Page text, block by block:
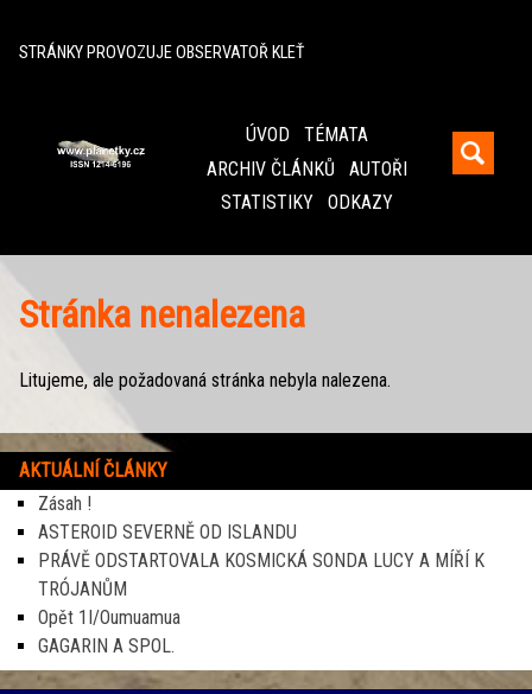
STRÁNKY PROVOZUJE OBSERVATOŘ KLEŤ
ÚVOD
TÉMATA
ARCHIV ČLÁNKŮ
AUTOŘI
STATISTIKY
ODKAZY
Stránka nenalezena
Litujeme, ale požadovaná stránka nebyla nalezena.
AKTUÁLNÍ ČLÁNKY
Zásah !
ASTEROID SEVERNĚ OD ISLANDU
PRÁVĚ ODSTARTOVALA KOSMICKÁ SONDA LUCY A MÍŘÍ K
TRÓJANŮM
Opět 1I/Oumuamua
GAGARIN A SPOL.